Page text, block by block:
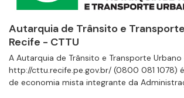
Autarquia de Trânsito e
Recife - CTTU
A Autarquia de Trânsito e Transporte Urbano
http://cttu.recife.pe.gov.br/ (0800 081 1078)
de economia mista integrante da